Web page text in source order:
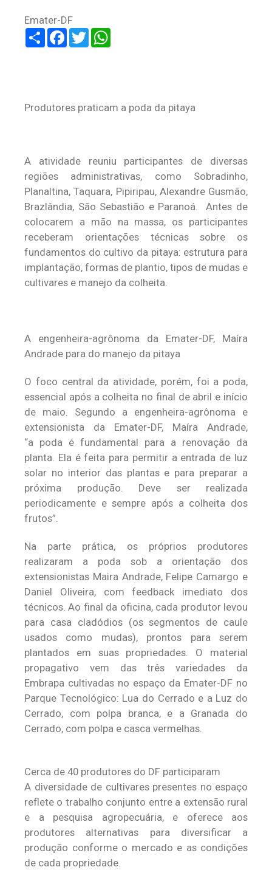
Emater-DF
ShareFacebook
Twitter
Produtores praticam a poda da pitaya
A atividade reuniu participantes de diversas
regiões administrativas, como Sobradinho,
Planaltina, Taquara, Pipiripau, Alexandre Gusmão,
Brazlândia, São Sebastião e Paranoá. Antes de
colocarem a mão na massa, os participantes
receberam orientações técnicas sobre os
fundamentos do cultivo da pitaya: estrutura para
implantação, formas de plantio, tipos de mudas e
cultivares e manejo da colheita.
A engenheira-agrônoma da Emater-DF, Maíra
Andrade para do manejo da pitaya
O foco central da atividade, porém, foi a poda,
essencial após a colheita no final de abril e início
de maio. Segundo a engenheira-agrônoma e
extensionista da Emater-DF, Maíra Andrade,
“a poda é fundamental para a renovação da
planta. Ela é feita para permitir a entrada de luz
solar no interior das plantas e para preparar a
próxima produção. Deve ser realizada
periodicamente e sempre após a colheita dos
frutos”.
Na parte prática, os próprios produtores
realizaram a poda sob a orientação dos
extensionistas Maira Andrade, Felipe Camargo e
Daniel Oliveira, com feedback imediato dos
técnicos. Ao final da oficina, cada produtor levou
para casa cladódios (os segmentos de caule
usados como mudas), prontos para serem
plantados em suas propriedades. O material
propagativo vem das três variedades da
Embrapa cultivadas no espaço da Emater-DF no
Parque Tecnológico: Lua do Cerrado e a Luz do
Cerrado, com polpa branca, e a Granada do
Cerrado, com polpa e casca vermelhas.
Cerca de 40 produtores do DF participaram
A diversidade de cultivares presentes no espaço
reflete o trabalho conjunto entre a extensão rural
e a pesquisa agropecuária, e oferece aos
produtores alternativas para diversificar a
produção conforme o mercado e as condições
de cada propriedade.